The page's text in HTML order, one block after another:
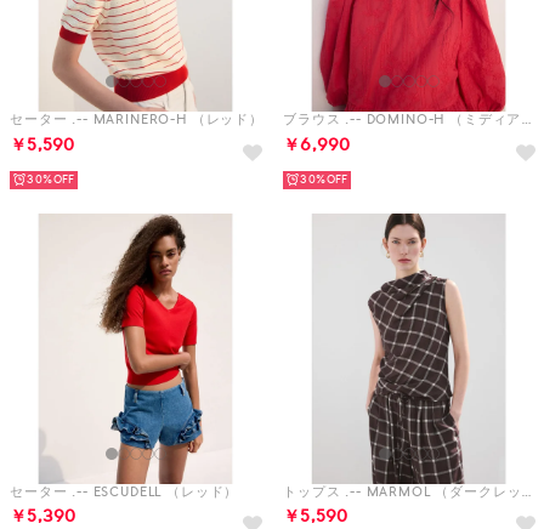
セーター .-- MARINERO-H （レッド）
￥5,590
30%
ブラウス .-- DOMINO-H （ミディアムレッド）
￥6,990
30%
セーター .-- ESCUDELL （レッド）
￥5,390
トップス .-- MARMOL （ダークレッド）
￥5,590